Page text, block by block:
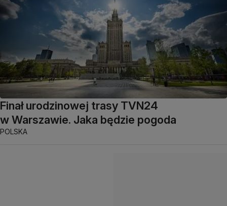
Finał urodzinowej trasy TVN24
w Warszawie. Jaka będzie pogoda
POLSKA